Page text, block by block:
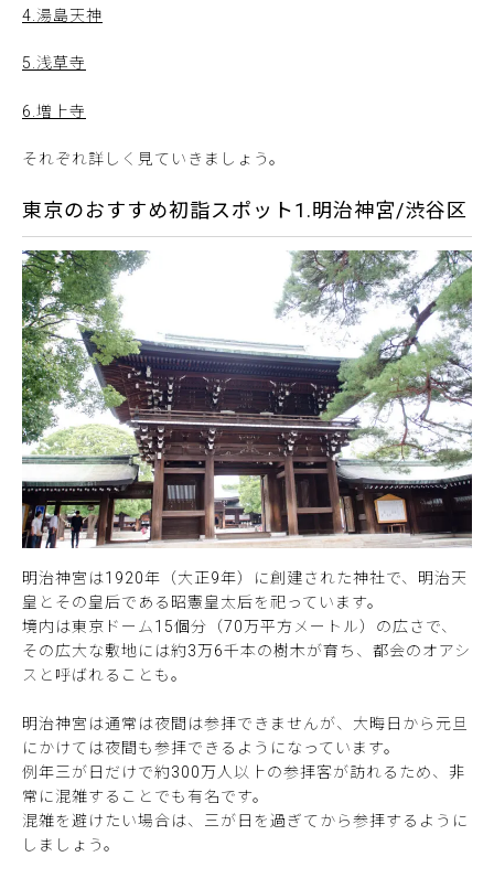
4.湯島天神
5.浅草寺
6.増上寺
それぞれ詳しく見ていきましょう。
東京のおすすめ初詣スポット1.明治神宮/渋谷区
明治神宮は1920年（大正9年）に創建された神社で、明治天
皇とその皇后である昭憲皇太后を祀っています。
境内は東京ドーム15個分（70万平方メートル）の広さで、
その広大な敷地には約3万6千本の樹木が育ち、都会のオアシ
スと呼ばれることも。
明治神宮は通常は夜間は参拝できませんが、大晦日から元旦
にかけては夜間も参拝できるようになっています。
例年三が日だけで約300万人以上の参拝客が訪れるため、非
常に混雑することでも有名です。
混雑を避けたい場合は、三が日を過ぎてから参拝するように
しましょう。